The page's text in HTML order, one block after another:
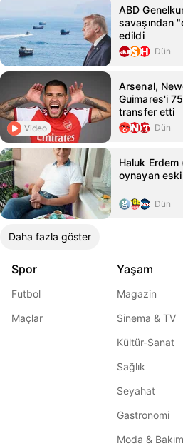
ABD
savaşından
edildi
Dün
Video
Arsenal,
Guimares'i
transfer etti
Dün
Haluk Erdem
oynayan
Dün
Daha fazla göster
Spor
Futbol
Maçlar
Yaşam
Magazin
Sinema & TV
Kültür-Sanat
Sağlık
Seyahat
Gastronomi
Moda & Bakım